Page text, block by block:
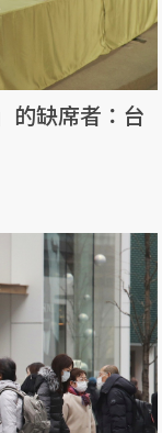
的缺席者：台